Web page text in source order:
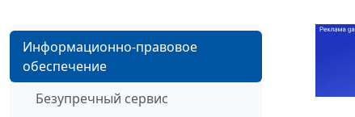
Информационно-правовое
обеспечение
Безупречный сервис